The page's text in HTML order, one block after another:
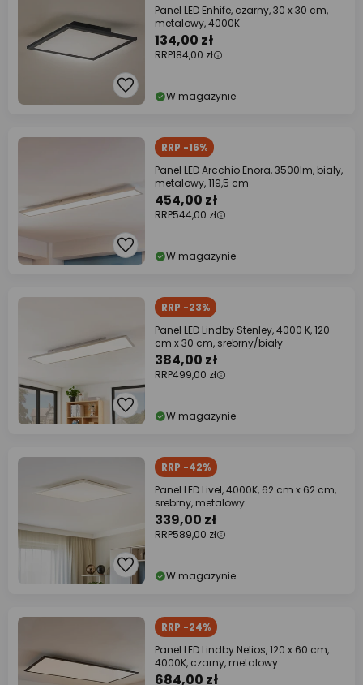
Panel LED Enhife, czarny, 30 x 30 cm,
metalowy, 4000K
134,00 zł
RRP184,00 zł
W magazynie
RRP -16%
Panel LED Arcchio Enora, 3500lm, biały,
metalowy, 119,5 cm
454,00 zł
RRP544,00 zł
W magazynie
RRP -23%
Panel LED Lindby Stenley, 4000 K, 120
cm x 30 cm, srebrny/biały
384,00 zł
RRP499,00 zł
W magazynie
RRP -42%
Panel LED Livel, 4000K, 62 cm x 62 cm,
srebrny, metalowy
339,00 zł
RRP589,00 zł
W magazynie
RRP -24%
Panel LED Lindby Nelios, 120 x 60 cm,
4000K, czarny, metalowy
684,00 zł